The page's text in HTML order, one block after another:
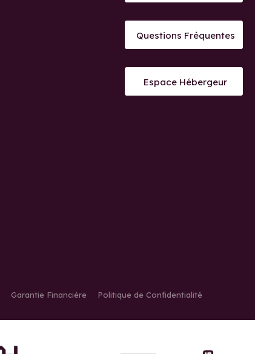
Questions Fréquentes
Espace Hébergeur
Garantie Financière
Politique de Confidentialité